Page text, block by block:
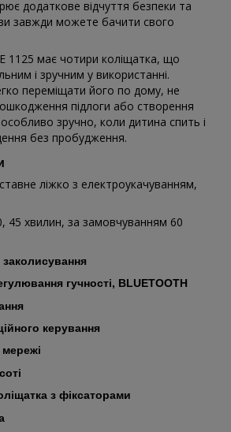
додаткове відчуття безпеки та
завжди можете бачити свого
1125 має чотири коліщатка, що
і зручним у використанні.
переміщати його по дому, не
підлоги або створення
зручно, коли дитина спить і
без пробудження.
ліжко з електроукачуванням,
45 хвилин, за замовчуванням 60
гучності, BLUETOOTH
керування
з фіксаторами